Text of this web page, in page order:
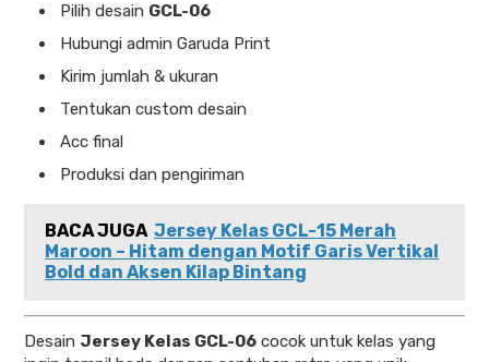
Pilih desain GCL-06
Hubungi admin Garuda Print
Kirim jumlah & ukuran
Tentukan custom desain
Acc final
Produksi dan pengiriman
BACA JUGA Jersey Kelas GCL-15 Merah
Maroon – Hitam dengan Motif Garis Vertikal
Bold dan Aksen Kilap Bintang
Desain Jersey Kelas GCL-06 cocok untuk kelas yang